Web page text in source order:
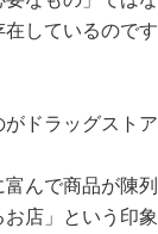
しているのです
ドラッグストア
んで商品が陳列
お店」という印